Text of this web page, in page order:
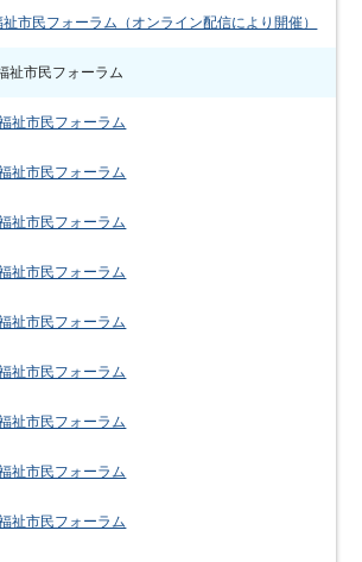
市民フォーラム（オンライン配信により開催）
祉市民フォーラム
祉市民フォーラム
祉市民フォーラム
祉市民フォーラム
祉市民フォーラム
祉市民フォーラム
祉市民フォーラム
祉市民フォーラム
祉市民フォーラム
祉市民フォーラム